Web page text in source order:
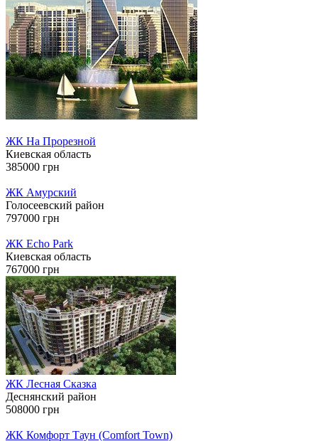
ЖК На Прорезной
Киевская область
385000 грн
ЖК Амурский
Голосеевский район
797000 грн
ЖК Echo Park
Киевская область
767000 грн
ЖК Лесная Сказка
Деснянский район
508000 грн
ЖК Комфорт Таун (Comfort Town)